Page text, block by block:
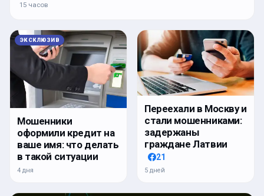
15 часов
ЭКСКЛЮЗИВ
Мошенники
оформили кредит на
ваше имя: что делать
в такой ситуации
4 дня
Переехали в Москву и
стали мошенниками:
задержаны
граждане Латвии
21
5 дней